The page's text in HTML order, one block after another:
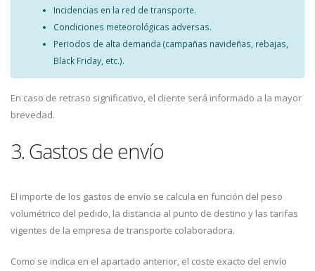
Incidencias en la red de transporte.
Condiciones meteorológicas adversas.
Periodos de alta demanda (campañas navideñas, rebajas,
Black Friday, etc.).
En caso de retraso significativo, el cliente será informado a la mayor
brevedad.
3. Gastos de envío
El importe de los gastos de envío se calcula en función del peso
volumétrico del pedido, la distancia al punto de destino y las tarifas
vigentes de la empresa de transporte colaboradora.
Como se indica en el apartado anterior, el coste exacto del envío